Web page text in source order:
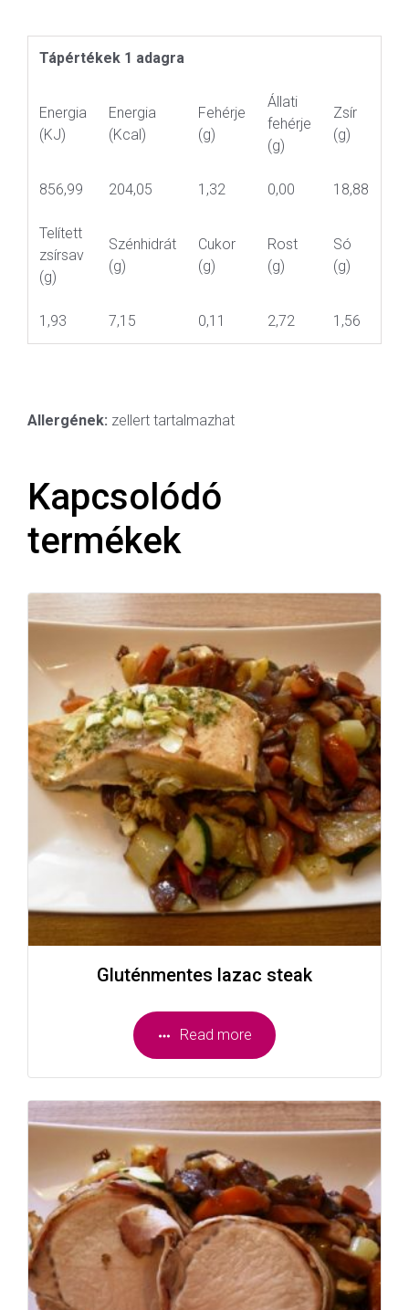
Tápértékek 1 adagra
Energia
(KJ)
Energia
(Kcal)
Fehérje
(g)
Állati
fehérje
(g)
Zsír
(g)
856,99 204,05 1,32 0,00 18,88
Telített
zsírsav
(g)
Szénhidrát
(g)
Cukor
(g)
Rost
(g)
Só
(g)
1,93 7,15 0,11 2,72 1,56
Allergének: zellert tartalmazhat
Kapcsolódó
termékek
Gluténmentes lazac steak
Read more